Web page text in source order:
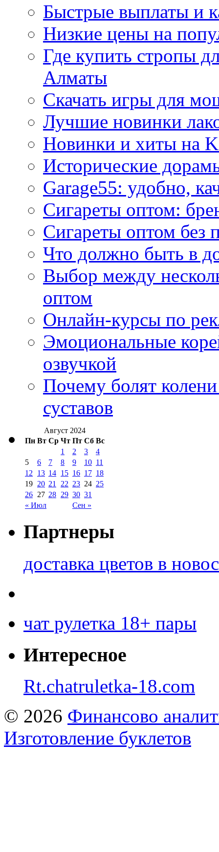
Быстрые выплаты и
Низкие цены на
Где купить стропы
Алматы
Скачать игры для
Лучшие новинки
Новинки и хиты на
Исторические
Garage55: удобно,
Сигареты оптом:
Сигареты оптом без
Что должно быть в
Выбор между
оптом
Онлайн-курсы по
Эмоциональные
озвучкой
Почему болят
суставов
Август 2024
Пн Вт Ср Чт Пт Сб Вс
« Июл Сен »
1 2 3
4
5
6 7 8 9 10 11
12
13 14 15 16 17 18
19 20 21 22 23 24 25
26 27 28 29 30 31
Партнеры
доставка цветов в
чат рулетка 18+ пары
Интересное
Rt.chatruletka-18.com
© 2026 Финансово
Изготовление буклетов